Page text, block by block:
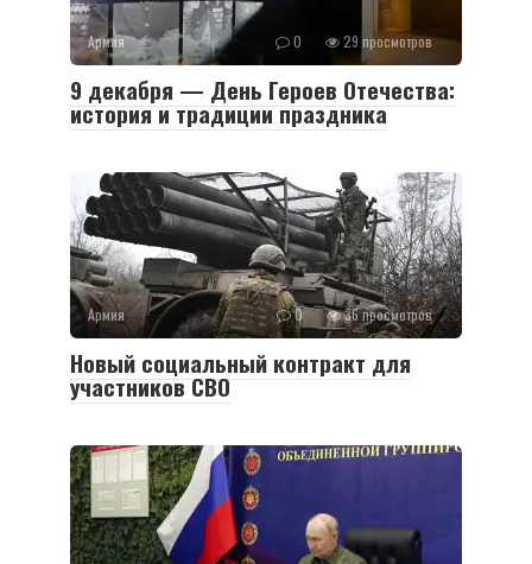
Армия 0 29 просмотров
9 декабря — День Героев Отечества:
история и традиции праздника
Армия 0 36 просмотров
Новый социальный контракт для
участников СВО